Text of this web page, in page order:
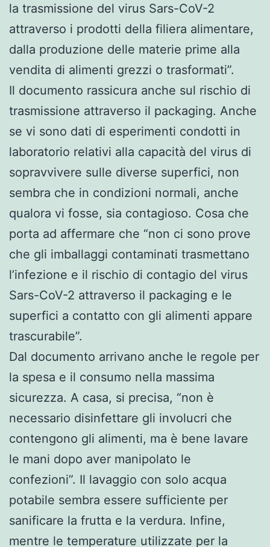
la trasmissione del virus Sars-CoV-2
attraverso i prodotti della filiera alimentare,
dalla produzione delle materie prime alla
vendita di alimenti grezzi o trasformati”.
Il documento rassicura anche sul rischio di
trasmissione attraverso il packaging. Anche
se vi sono dati di esperimenti condotti in
laboratorio relativi alla capacità del virus di
sopravvivere sulle diverse superfici, non
sembra che in condizioni normali, anche
qualora vi fosse, sia contagioso. Cosa che
porta ad affermare che “non ci sono prove
che gli imballaggi contaminati trasmettano
l’infezione e il rischio di contagio del virus
Sars-CoV-2 attraverso il packaging e le
superfici a contatto con gli alimenti appare
trascurabile”.
Dal documento arrivano anche le regole per
la spesa e il consumo nella massima
sicurezza. A casa, si precisa, “non è
necessario disinfettare gli involucri che
contengono gli alimenti, ma è bene lavare
le mani dopo aver manipolato le
confezioni”. Il lavaggio con solo acqua
potabile sembra essere sufficiente per
sanificare la frutta e la verdura. Infine,
mentre le temperature utilizzate per la